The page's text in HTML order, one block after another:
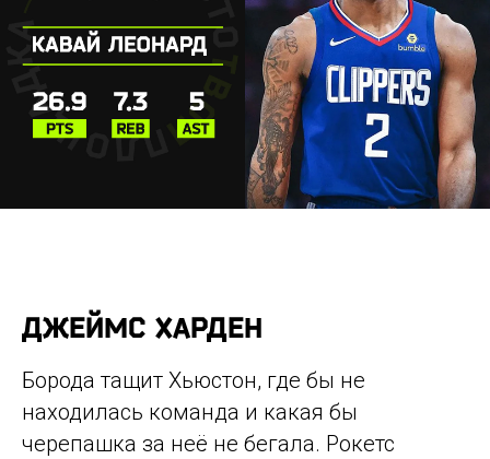
ДЖЕЙМС ХАРДЕН
Борода тащит Хьюстон, где бы не
находилась команда и какая бы
черепашка за неё не бегала. Рокетс